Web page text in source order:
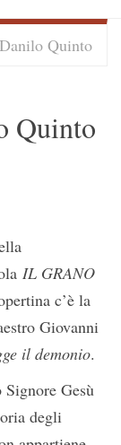
Quinto
Quinto
IL GRANO
c’è la
Giovanni
il demonio.
Gesù
degli